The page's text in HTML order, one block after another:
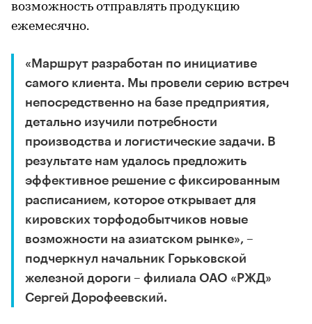
возможность отправлять продукцию
ежемесячно.
«Маршрут разработан по инициативе
самого клиента. Мы провели серию встреч
непосредственно на базе предприятия,
детально изучили потребности
производства и логистические задачи. В
результате нам удалось предложить
эффективное решение с фиксированным
расписанием, которое открывает для
кировских торфодобытчиков новые
возможности на азиатском рынке», –
подчеркнул начальник Горьковской
железной дороги – филиала ОАО «РЖД»
Сергей Дорофеевский.